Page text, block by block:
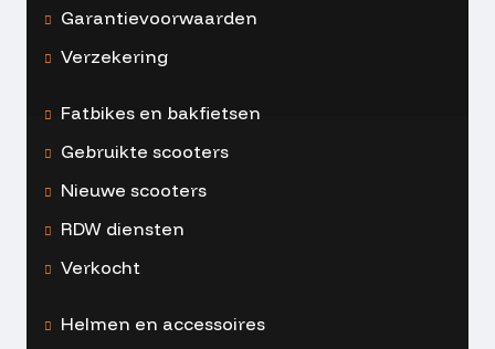
Garantievoorwaarden
Verzekering
Fatbikes en bakfietsen
Gebruikte scooters
Nieuwe scooters
RDW diensten
Verkocht
Helmen en accessoires